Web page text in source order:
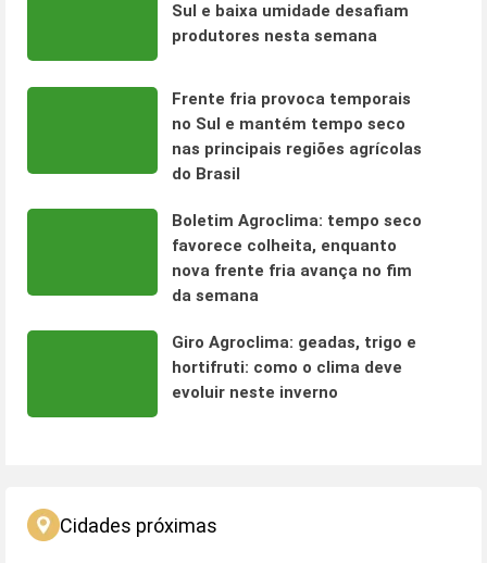
Sul e baixa umidade desafiam
produtores nesta semana
Frente fria provoca temporais
no Sul e mantém tempo seco
nas principais regiões agrícolas
do Brasil
Boletim Agroclima: tempo seco
favorece colheita, enquanto
nova frente fria avança no fim
da semana
Giro Agroclima: geadas, trigo e
hortifruti: como o clima deve
evoluir neste inverno
Cidades próximas